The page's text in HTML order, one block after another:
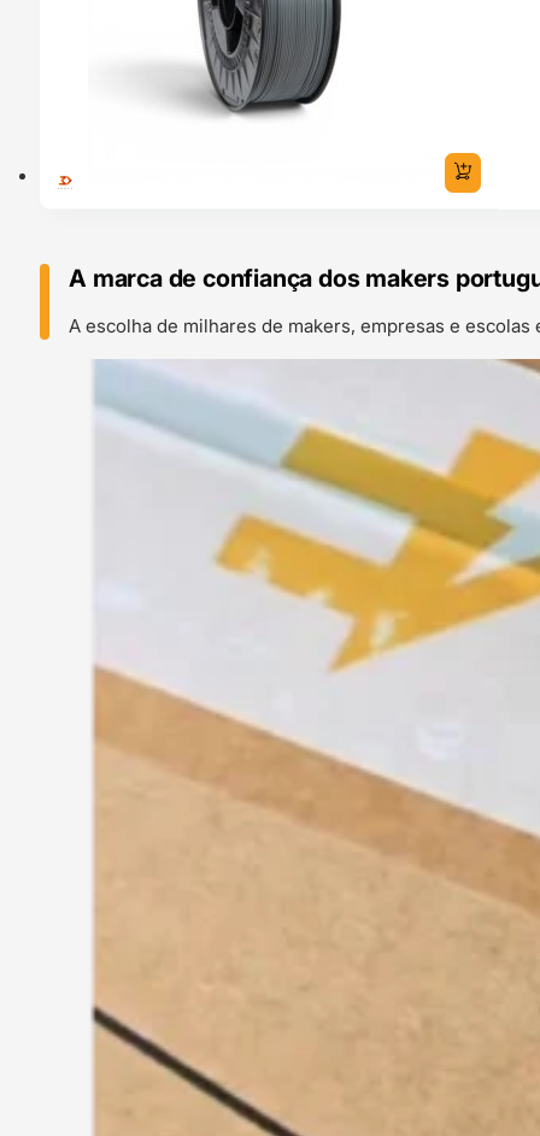
A marca de confiança dos makers
A escolha de milhares de makers, empresas e escolas